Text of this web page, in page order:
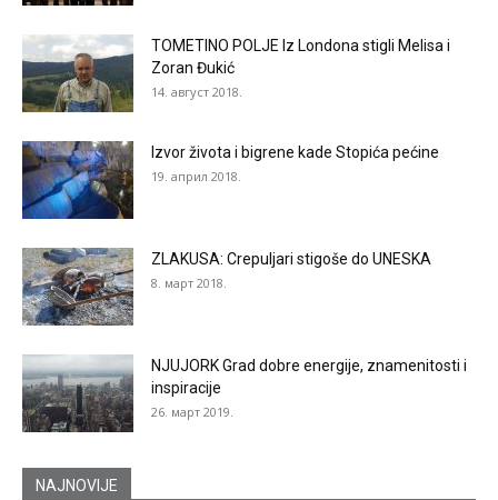
TOMETINO POLJE Iz Londona stigli Melisa i
Zoran Đukić
14. август 2018.
Izvor života i bigrene kade Stopića pećine
19. април 2018.
ZLAKUSA: Crepuljari stigoše do UNESKA
8. март 2018.
NJUJORK Grad dobre energije, znamenitosti i
inspiracije
26. март 2019.
NAJNOVIJE